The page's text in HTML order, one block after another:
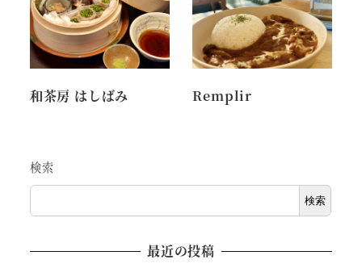
和茶房 はしばみ Remplir
検索
検索
最近の投稿